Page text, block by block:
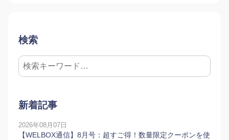
検索
新着記事
2026年08月07日
【WELBOX通信】8月号：超すご得！数量限定クーポンを使